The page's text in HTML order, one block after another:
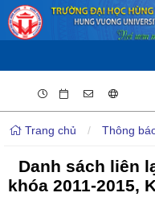
Trang chủ / Thông
Danh sách liên
khóa 2011-2015,